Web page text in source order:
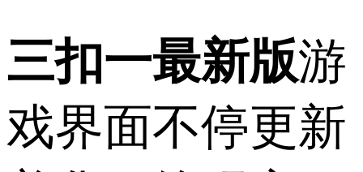
三扣一最新版游
戏界面不停更新